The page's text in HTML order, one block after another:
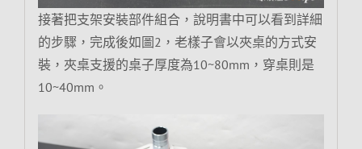
接著把支架安裝部件組合，說明書中可以看到詳細
的步驟，完成後如圖2，老樣子會以夾桌的方式安
裝，夾桌支援的桌子厚度為10~80mm，穿桌則是
10~40mm。